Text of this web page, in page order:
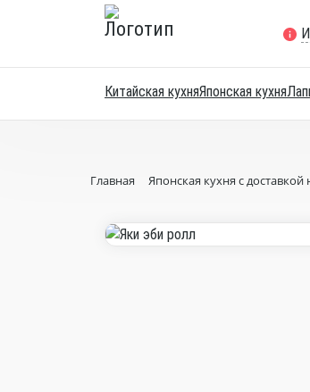
Китайская кухняЯпонская кухня
Главная Японская кухня с